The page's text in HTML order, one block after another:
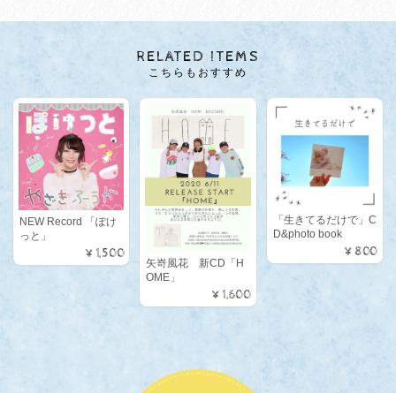
RELATED ITEMS
こちらもおすすめ
NEW Record 「ぽけ
っと」
¥1,500
矢嵜風花 新CD「H
OME」
¥1,600
「生きてるだけで」C
D&photo book
¥800